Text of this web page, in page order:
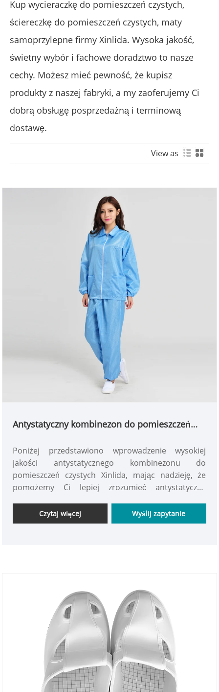
Kup wycieraczkę do pomieszczeń czystych,
ściereczkę do pomieszczeń czystych, maty
samoprzylepne firmy Xinlida. Wysoka jakość,
świetny wybór i fachowe doradztwo to nasze
cechy. Możesz mieć pewność, że kupisz
produkty z naszej fabryki, a my zaoferujemy Ci
dobrą obsługę posprzedażną i terminową
dostawę.
View as
Antystatyczny kombinezon do pomieszczeń
Poniżej przedstawiono wprowadzenie wysokiej
jakości antystatycznego kombinezonu do
pomieszczeń czystych Xinlida, mając nadzieję, że
pomożemy Ci lepiej zrozumieć antystatyczny
nowych i starych klientów do dalszej współpracy z
nami w celu tworzenia lepszej przyszłości!
Czytaj więcej Wyślij zapytanie